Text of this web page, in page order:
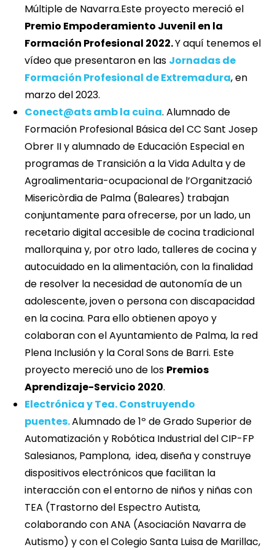
Múltiple de Navarra.Este proyecto mereció el
Premio Empoderamiento Juvenil en la
Formación Profesional 2022.Y aquí tenemos el
vídeo que presentaron en las Jornadas de
Formación Profesional de Extremadura, en
marzo del 2023.
Conect@ats amb la cuina. Alumnado de
Formación Profesional Básica del CC Sant Josep
Obrer II y alumnado de Educación Especial en
programas de Transición a la Vida Adulta y de
Agroalimentaria-ocupacional de l’Organització
Misericòrdia de Palma (Baleares) trabajan
conjuntamente para ofrecerse, por un lado, un
recetario digital accesible de cocina tradicional
mallorquina y, por otro lado, talleres de cocina y
autocuidado en la alimentación, con la finalidad
de resolver la necesidad de autonomía de un
adolescente, joven o persona con discapacidad
en la cocina. Para ello obtienen apoyo y
colaboran con el Ayuntamiento de Palma, la red
Plena Inclusión y la Coral Sons de Barri. Este
proyecto mereció uno de los Premios
Aprendizaje-Servicio 2020.
Electrónica y Tea. Construyendo
puentes.Alumnado de 1º de Grado Superior de
Automatización y Robótica Industrial del CIP-FP
Salesianos, Pamplona, idea, diseña y construye
dispositivos electrónicos que facilitan la
interacción con el entorno de niños y niñas con
TEA (Trastorno del Espectro Autista,
colaborando con ANA (Asociación Navarra de
Autismo) y con el Colegio Santa Luisa de Marillac,